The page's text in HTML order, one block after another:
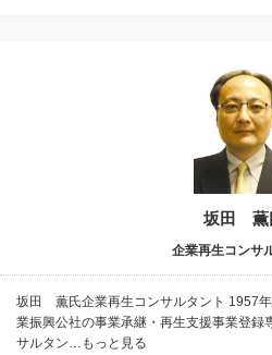
坂田 薫
企業再生コンサ
坂田 薫氏企業再生コンサルタント 1957
業振興公社の事業承継・再生支援事業登録
サルタン…もっと見る